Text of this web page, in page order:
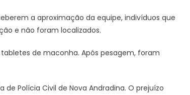
em
Nova
a aproximação da equipe, indivíduos que
e não foram localizados.
de maconha. Após pesagem, foram
Polícia Civil de Nova Andradina. O prejuízo